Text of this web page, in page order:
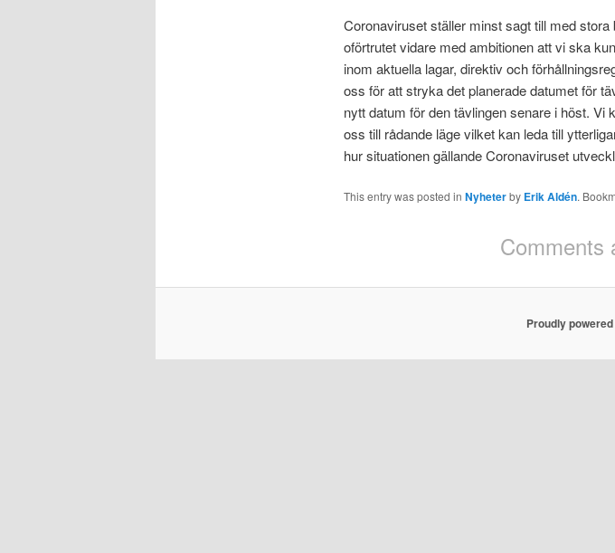
Coronaviruset ställer minst sagt till med
oförtrutet vidare med ambitionen att vi ska
inom aktuella lagar, direktiv och
oss för att stryka det planerade datumet för
nytt datum för den tävlingen senare i höst.
oss till rådande läge vilket kan leda till
hur situationen gällande Coronaviruset
This entry was posted in Nyheterby Erik Aldén.
Comments
Proudly